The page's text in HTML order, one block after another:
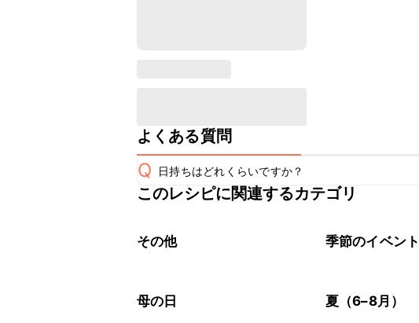
よくある質問
Q 日持ちはどれくらいですか？
保存期間は冷蔵で当日中が目安です。なるべくお
※日持ちは目安です。
このレシピに関連するカテゴリ
その他 季節のイベント
母の日 夏（6–8月）